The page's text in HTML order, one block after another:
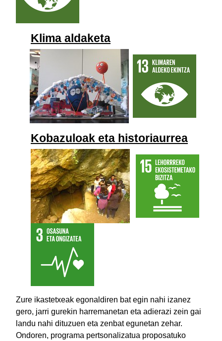
Klima aldaketa
Kobazuloak eta historiaurrea
Zure ikastetxeak egonaldiren bat egin nahi izanez
gero, jarri gurekin harremanetan eta adierazi zein gai
landu nahi dituzuen eta zenbat egunetan zehar.
Ondoren, programa pertsonalizatua proposatuko